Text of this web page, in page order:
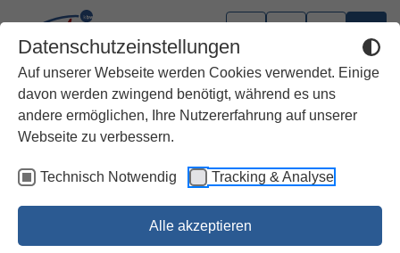
Datenschutzeinstellungen
Auf unserer Webseite werden Cookies verwendet. Einige
davon werden zwingend benötigt, während es uns
andere ermöglichen, Ihre Nutzererfahrung auf unserer
Webseite zu verbessern.
Technisch Notwendig Tracking & Analyse
Alle akzeptieren